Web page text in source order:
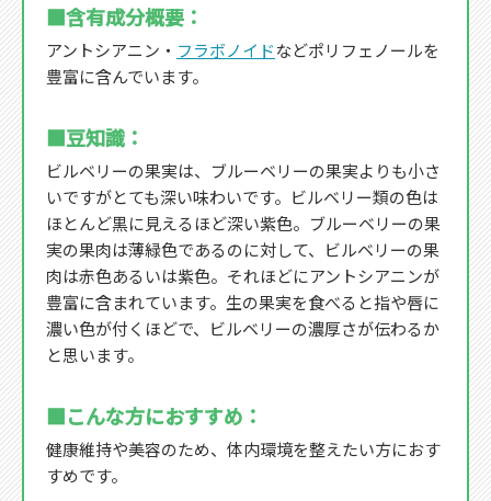
■含有成分概要：
アントシアニン・ フラボノイドなどポリフェノールを
豊富に含んでいます。
■豆知識：
ビルベリーの果実は、ブルーベリーの果実よりも小さ
いですがとても深い味わいです。ビルベリー類の色は
ほとんど黒に見えるほど深い紫色。ブルーベリーの果
実の果肉は薄緑色であるのに対して、ビルベリーの果
肉は赤色あるいは紫色。それほどにアントシアニンが
豊富に含まれています。生の果実を食べると指や唇に
濃い色が付くほどで、ビルベリーの濃厚さが伝わるか
と思います。
■こんな方におすすめ：
健康維持や美容のため、体内環境を整えたい方におす
すめです。